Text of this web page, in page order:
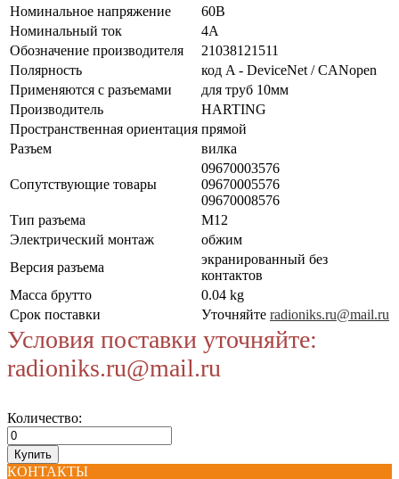
Номинальное напряжение
60В
Номинальный ток
4А
Обозначение производителя
21038121511
Полярность
код A - DeviceNet / CANopen
Применяются с разъемами
для труб 10мм
Производитель
HARTING
Пространственная ориентация прямой
Разъем
вилка
Сопутствующие товары
09670003576
09670005576
09670008576
Тип разъема
M12
Электрический монтаж
обжим
Версия разъема
экранированный без
контактов
Масса брутто
0.04 kg
Срок поставки
Уточняйте radioniks.ru@mail.ru
Условия поставки уточняйте:
radioniks.ru@mail.ru
Количество:
КОНТАКТЫ